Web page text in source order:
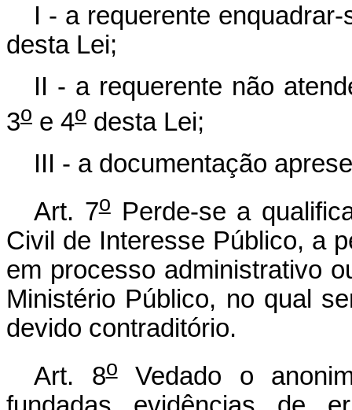
I - a requerente
desta Lei;
II - a requerente não
3o e 4o desta Lei;
III - a documentação
Art. 7oPerde-se a
Civil de Interesse Público, a
em processo administrativo
Ministério Público, no qual
devido contraditório.
Art. 8oVedado o